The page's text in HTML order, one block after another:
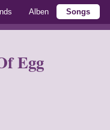
Alben Songs
Egg